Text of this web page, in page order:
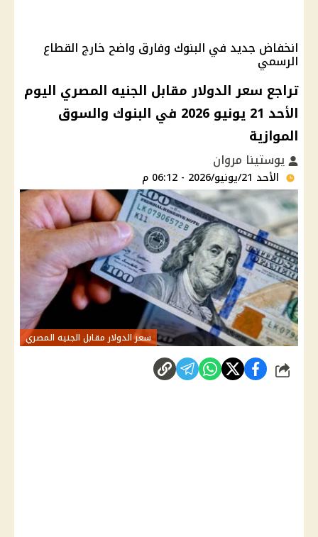
انخفاض جديد في البنوك وفارق واضح خارج القطاع
الرسمي
تراجع سعر الدولار مقابل الجنيه المصري اليوم
الأحد 21 يونيو 2026 في البنوك والسوق
الموازية
يوستينا مروان
الأحد 21/يونيو/2026 - 06:12 م
سعر الدولار مقابل الجنيه المصري
شارك